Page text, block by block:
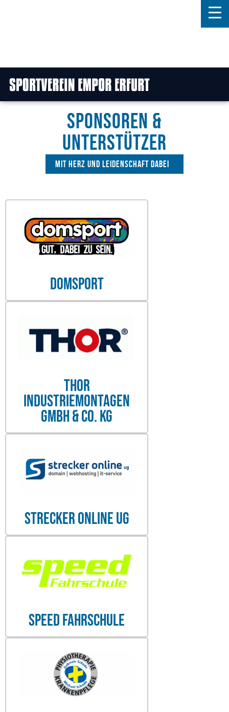
Home
Features
News
KontaktSPONSOREN &
Unterstützer
Mit Herz und Leidenschaft dabei
Domsport
THOR
Industriemontagen
GmbH & Co. KG
Strecker Online UG
Speed Fahrschule